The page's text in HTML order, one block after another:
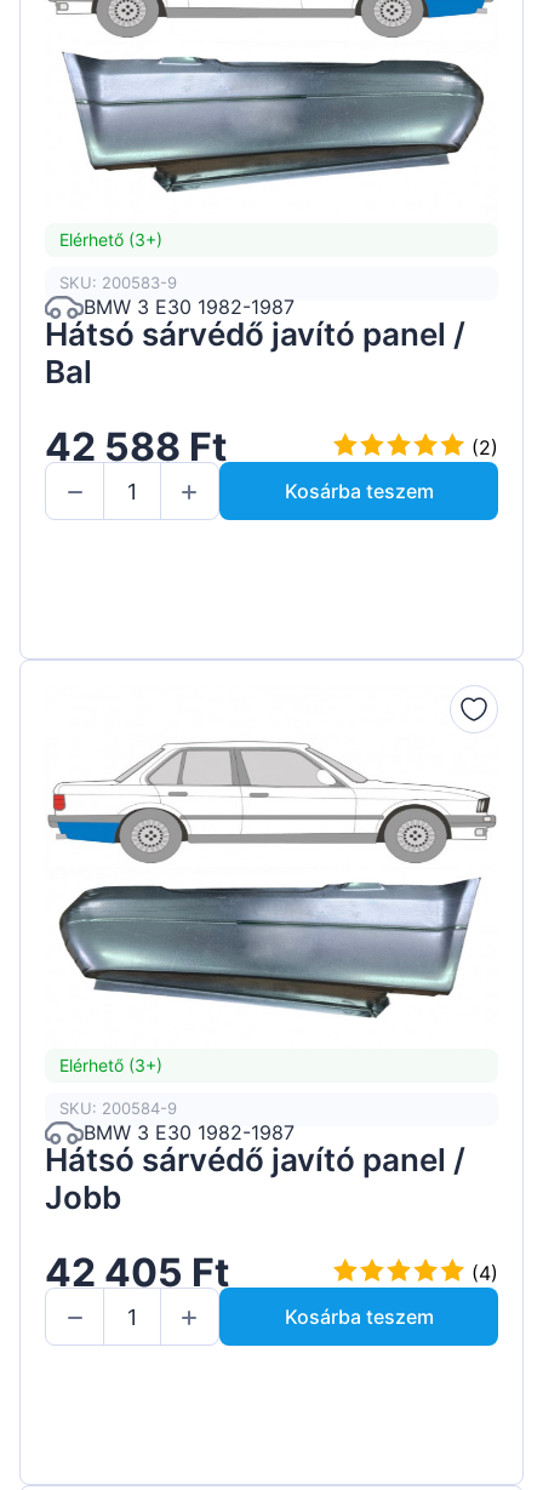
Elérhető (3+)
SKU: 200583-9
BMW 3 E30 1982-1987
Hátsó sárvédő javító panel /
Bal
42 588 Ft
(2)
Kosárba teszem
Elérhető (3+)
SKU: 200584-9
BMW 3 E30 1982-1987
Hátsó sárvédő javító panel /
Jobb
42 405 Ft
(4)
Kosárba teszem